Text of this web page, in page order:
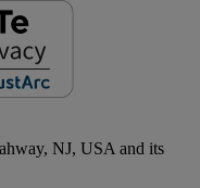
NJ, USA and its